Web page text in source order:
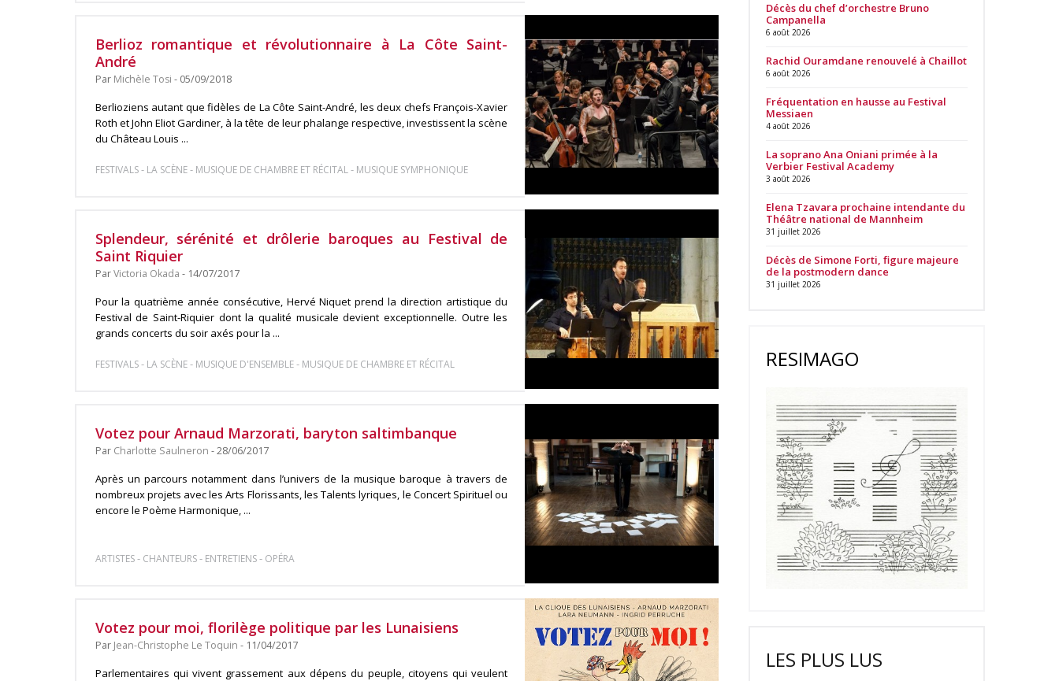
Berlioz romantique et révolutionnaire à La Côte Saint-
André
Par Michèle Tosi - 05/09/2018
Berlioziens autant que fidèles de La Côte Saint-André, les deux chefs François-Xavier
Roth et John Eliot Gardiner, à la tête de leur phalange respective, investissent la scène
du Château Louis ...
FESTIVALS- LA SCÈNE- MUSIQUE DE CHAMBRE ET RÉCITAL- MUSIQUE SYMPHONIQUE
Splendeur, sérénité et drôlerie baroques au Festival de
Saint Riquier
ParVictoria Okada - 14/07/2017
Pour la quatrième année consécutive, Hervé Niquet prend la direction artistique du
Festival de Saint-Riquier dont la qualité musicale devient exceptionnelle. Outre les
grands concerts du soir axés pour la ...
FESTIVALS- LA SCÈNE- MUSIQUE D'ENSEMBLE- MUSIQUE DE CHAMBRE ET RÉCITAL
Votez pour Arnaud Marzorati, baryton saltimbanque
Par Charlotte Saulneron - 28/06/2017
Après un parcours notamment dans l’univers de la musique baroque à travers de
nombreux projets avec les Arts Florissants, les Talents lyriques, le Concert Spirituel ou
encore le Poème Harmonique, ...
ARTISTES- CHANTEURS- ENTRETIENS- OPÉRA
Votez pour moi, florilège politique par les Lunaisiens
Par Jean-Christophe Le Toquin - 11/04/2017
Parlementaires qui vivent grassement aux dépens du peuple, citoyens qui veulent
Décès du chef d’orchestre Bruno
Campanella
6 août 2026
Rachid Ouramdane renouvelé à Chaillot
6 août 2026
Fréquentation en hausse au Festival
Messiaen
4 août 2026
La soprano Ana Oniani primée à la
Verbier Festival Academy
3 août 2026
Elena Tzavara prochaine intendante du
Théâtre national de Mannheim
31 juillet 2026
Décès de Simone Forti, figure majeure
de la postmodern dance
31 juillet 2026
RESIMAGO
LES PLUS LUS